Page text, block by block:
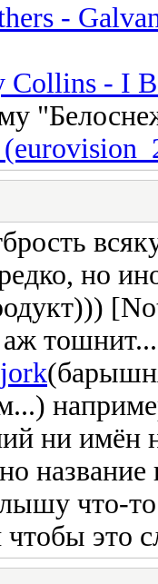
-
Collins - I
но
ни имён
что-
это